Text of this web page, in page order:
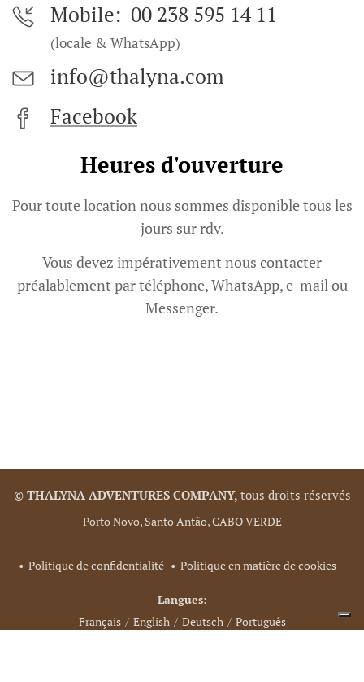
Mobile: 00 238 595 14 11
(locale & WhatsApp)
info@thalyna.com
Facebook
Heures d'ouverture
Pour toute location nous sommes disponible tous les
jours sur rdv.
Vous devez impérativement nous contacter
préalablement par téléphone, WhatsApp, e-mail ou
Messenger.
©THALYNA ADVENTURES COMPANY, tous droits réservés
Porto Novo, Santo Antão, CABO VERDE
Politique de confidentialité Politique en matière de cookies
Langues
Français
English Deutsch Português